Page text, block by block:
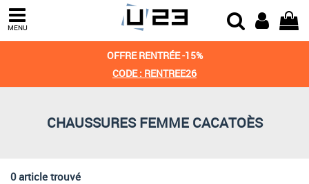
MENU
OFFRE RENTRÉE -15%
CODE : RENTREE26
CHAUSSURES FEMME CACATOÈS
0 article trouvé
Trier par
Derniers arrivages
Meilleures remises